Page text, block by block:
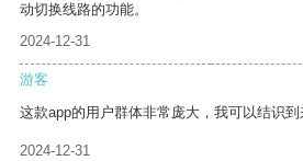
动切换线路的功能。
2024-12-31
游客
这款app的用户群体非常庞大，我可以结识到
2024-12-31